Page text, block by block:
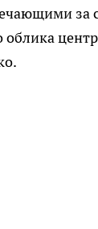
за
облика